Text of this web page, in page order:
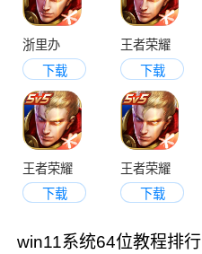
浙里办
下载
王者荣耀
下载
王者荣耀
下载
王者荣耀
下载
win11系统64位教程排行